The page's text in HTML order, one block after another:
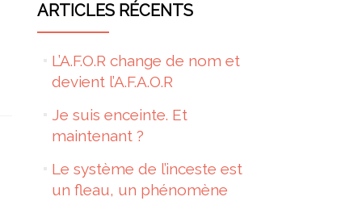
ARTICLES RÉCENTS
L’A.F.O.R change de nom et
devient l’A.F.A.O.R
Je suis enceinte. Et
maintenant ?
Le système de l’inceste est
un fleau, un phénomène